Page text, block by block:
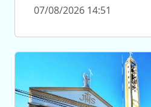
07/08/2026 14:51